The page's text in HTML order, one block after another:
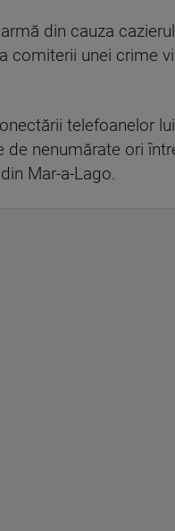
din cauza
comiterii unei crime
telefoanelor
nenumărate ori
Mar-a-Lago.